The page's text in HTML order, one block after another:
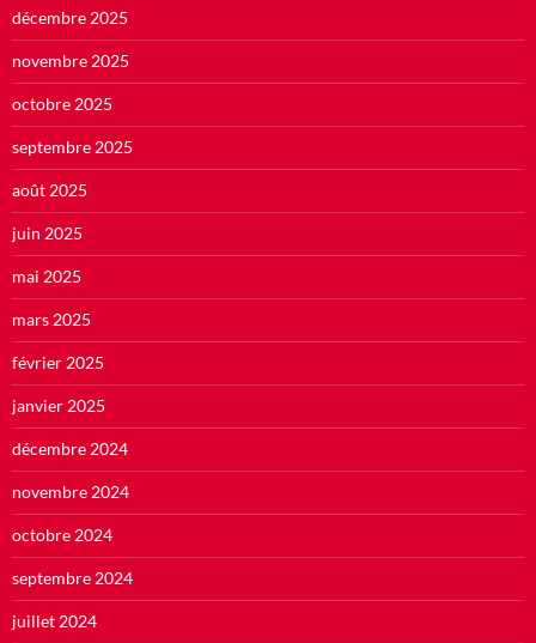
décembre 2025
novembre 2025
octobre 2025
septembre 2025
août 2025
juin 2025
mai 2025
mars 2025
février 2025
janvier 2025
décembre 2024
novembre 2024
octobre 2024
septembre 2024
juillet 2024